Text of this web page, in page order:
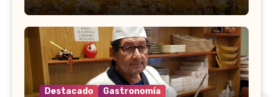
Destacado Gastronomía